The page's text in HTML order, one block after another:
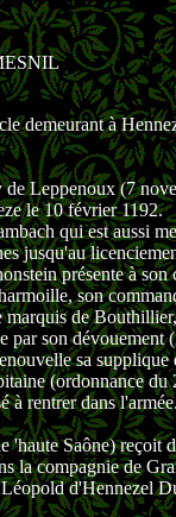
demeurant à
Leppenoux (7
le 10 février 1192.
qui est aussi
jusqu'au
présente à
son
de
par son dévouement
sa
(ordonnance
rentrer dans
Saône) reçoit
la compagnie de
d'Hennezel